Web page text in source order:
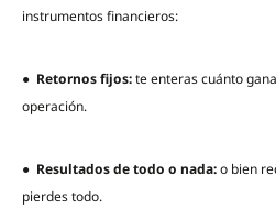
instrumentos financieros:
● Retornos fijos:te enteras cuánto
operación.
● Resultados de todo o nada:o bien
pierdes todo.